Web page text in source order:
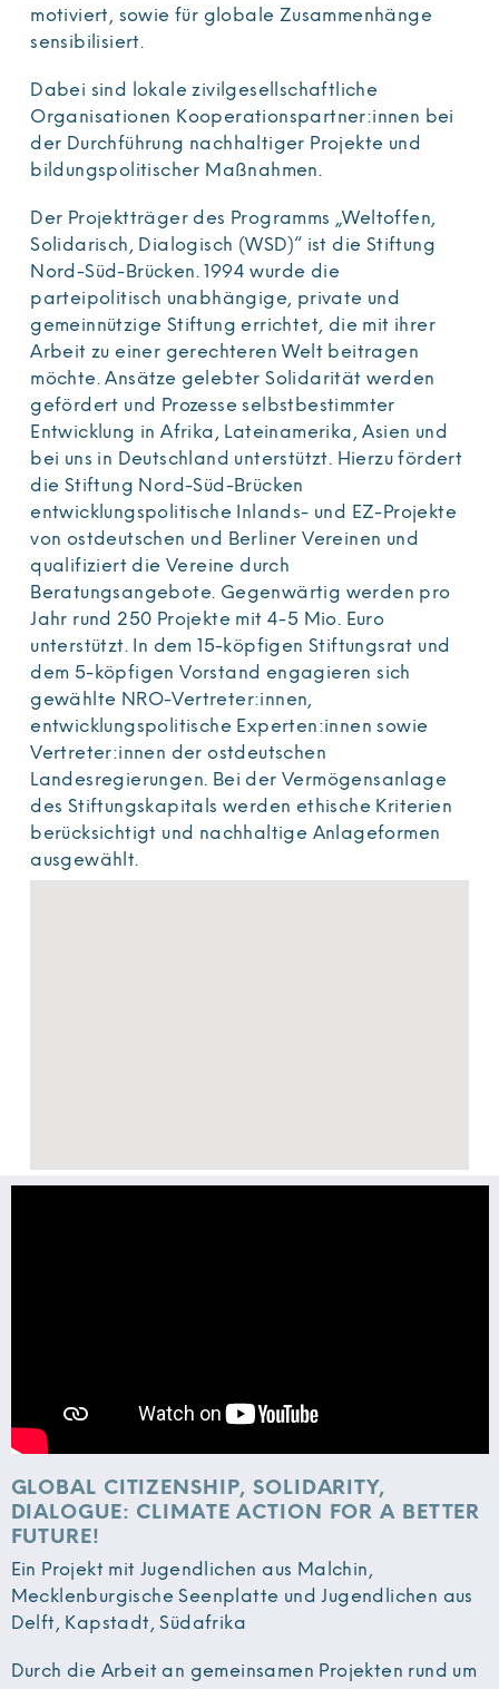
motiviert, sowie für globale Zusammenhänge
sensibilisiert.
Dabei sind lokale zivilgesellschaftliche
Organisationen Kooperationspartner:innen bei
der Durchführung nachhaltiger Projekte und
bildungspolitischer Maßnahmen.
Der Projektträger des Programms „Weltoffen,
Solidarisch, Dialogisch (WSD)“ ist die Stiftung
Nord-Süd-Brücken. 1994 wurde die
parteipolitisch unabhängige, private und
gemeinnützige Stiftung errichtet, die mit ihrer
Arbeit zu einer gerechteren Welt beitragen
möchte. Ansätze gelebter Solidarität werden
gefördert und Prozesse selbstbestimmter
Entwicklung in Afrika, Lateinamerika, Asien und
bei uns in Deutschland unterstützt. Hierzu fördert
die Stiftung Nord-Süd-Brücken
entwicklungspolitische Inlands- und EZ-Projekte
von ostdeutschen und Berliner Vereinen und
qualifiziert die Vereine durch
Beratungsangebote. Gegenwärtig werden pro
Jahr rund 250 Projekte mit 4-5 Mio. Euro
unterstützt. In dem 15-köpfigen Stiftungsrat und
dem 5-köpfigen Vorstand engagieren sich
gewählte NRO-Vertreter:innen,
entwicklungspolitische Experten:innen sowie
Vertreter:innen der ostdeutschen
Landesregierungen. Bei der Vermögensanlage
des Stiftungskapitals werden ethische Kriterien
berücksichtigt und nachhaltige Anlageformen
ausgewählt.
GLOBAL CITIZENSHIP, SOLIDARITY,
DIALOGUE: CLIMATE ACTION FOR A BETTER
FUTURE!
Ein Projekt mit Jugendlichen aus Malchin,
Mecklenburgische Seenplatte und Jugendlichen aus
Delft, Kapstadt, Südafrika
Durch die Arbeit an gemeinsamen Projekten rund um